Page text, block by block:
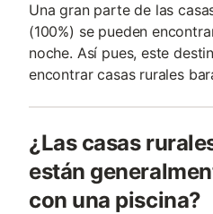
Una gran parte de las
(100%) se pueden
noche. Así pues, este
encontrar casas rurales
¿Las casas
están
con una piscina?